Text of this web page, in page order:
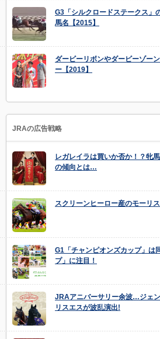
G3「シルクロードステークス」
馬名【2015】
ダービーリボンやダービーゾー
ー【2019】
JRAの広告戦略
レガレイラは買いか否か！？牝
の傾向とは…
スクリーンヒーロー産のモーリ
G1「チャンピオンズカップ」は
プ」に注目！
JRAアニバーサリー余波…ジェ
リスエスが波乱演出!